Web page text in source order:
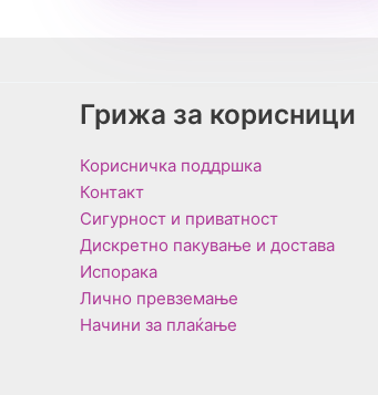
Грижа за корисници
Корисничка поддршка
Контакт
Сигурност и приватност
Дискретно пакување и достава
Испорака
Лично превземање
Начини за плаќање